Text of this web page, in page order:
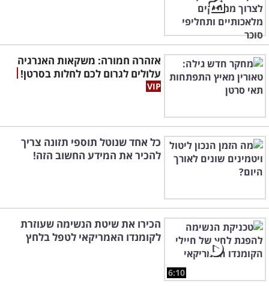
אזהרה חמורה: משקאות האנרגיה
עלולים לגרום לכם לחלות בסרטן!
כל אחד שנוטל תוספי תזונה צריך
להכיר את המידע החשוב הזה!
6:10
הכירו את שיטת הנשימה שעוזרת
לקומנדו האמריקאי לטפל בלחץ